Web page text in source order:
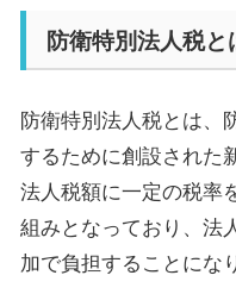
防衛特別法人税と
防衛特別法人税とは、
するために創設された
法人税額に一定の税率
組みとなっており、法
加で負担することにな